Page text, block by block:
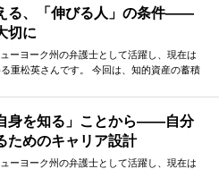
もネットワークを活かしてダイナミックに
とに語ってくださりました。
る、「伸びる人」の条件——
切に
ーヨーク州の弁護士として活躍し、現在は
重松英さんです。 今回は、知的資産の蓄積
大きな差として現れる受験勉強の中で、少
とは何か。貴重なお話を伺うことができま
身を知る」ことから——自分
ためのキャリア設計
ーヨーク州の弁護士として活躍し、現在は